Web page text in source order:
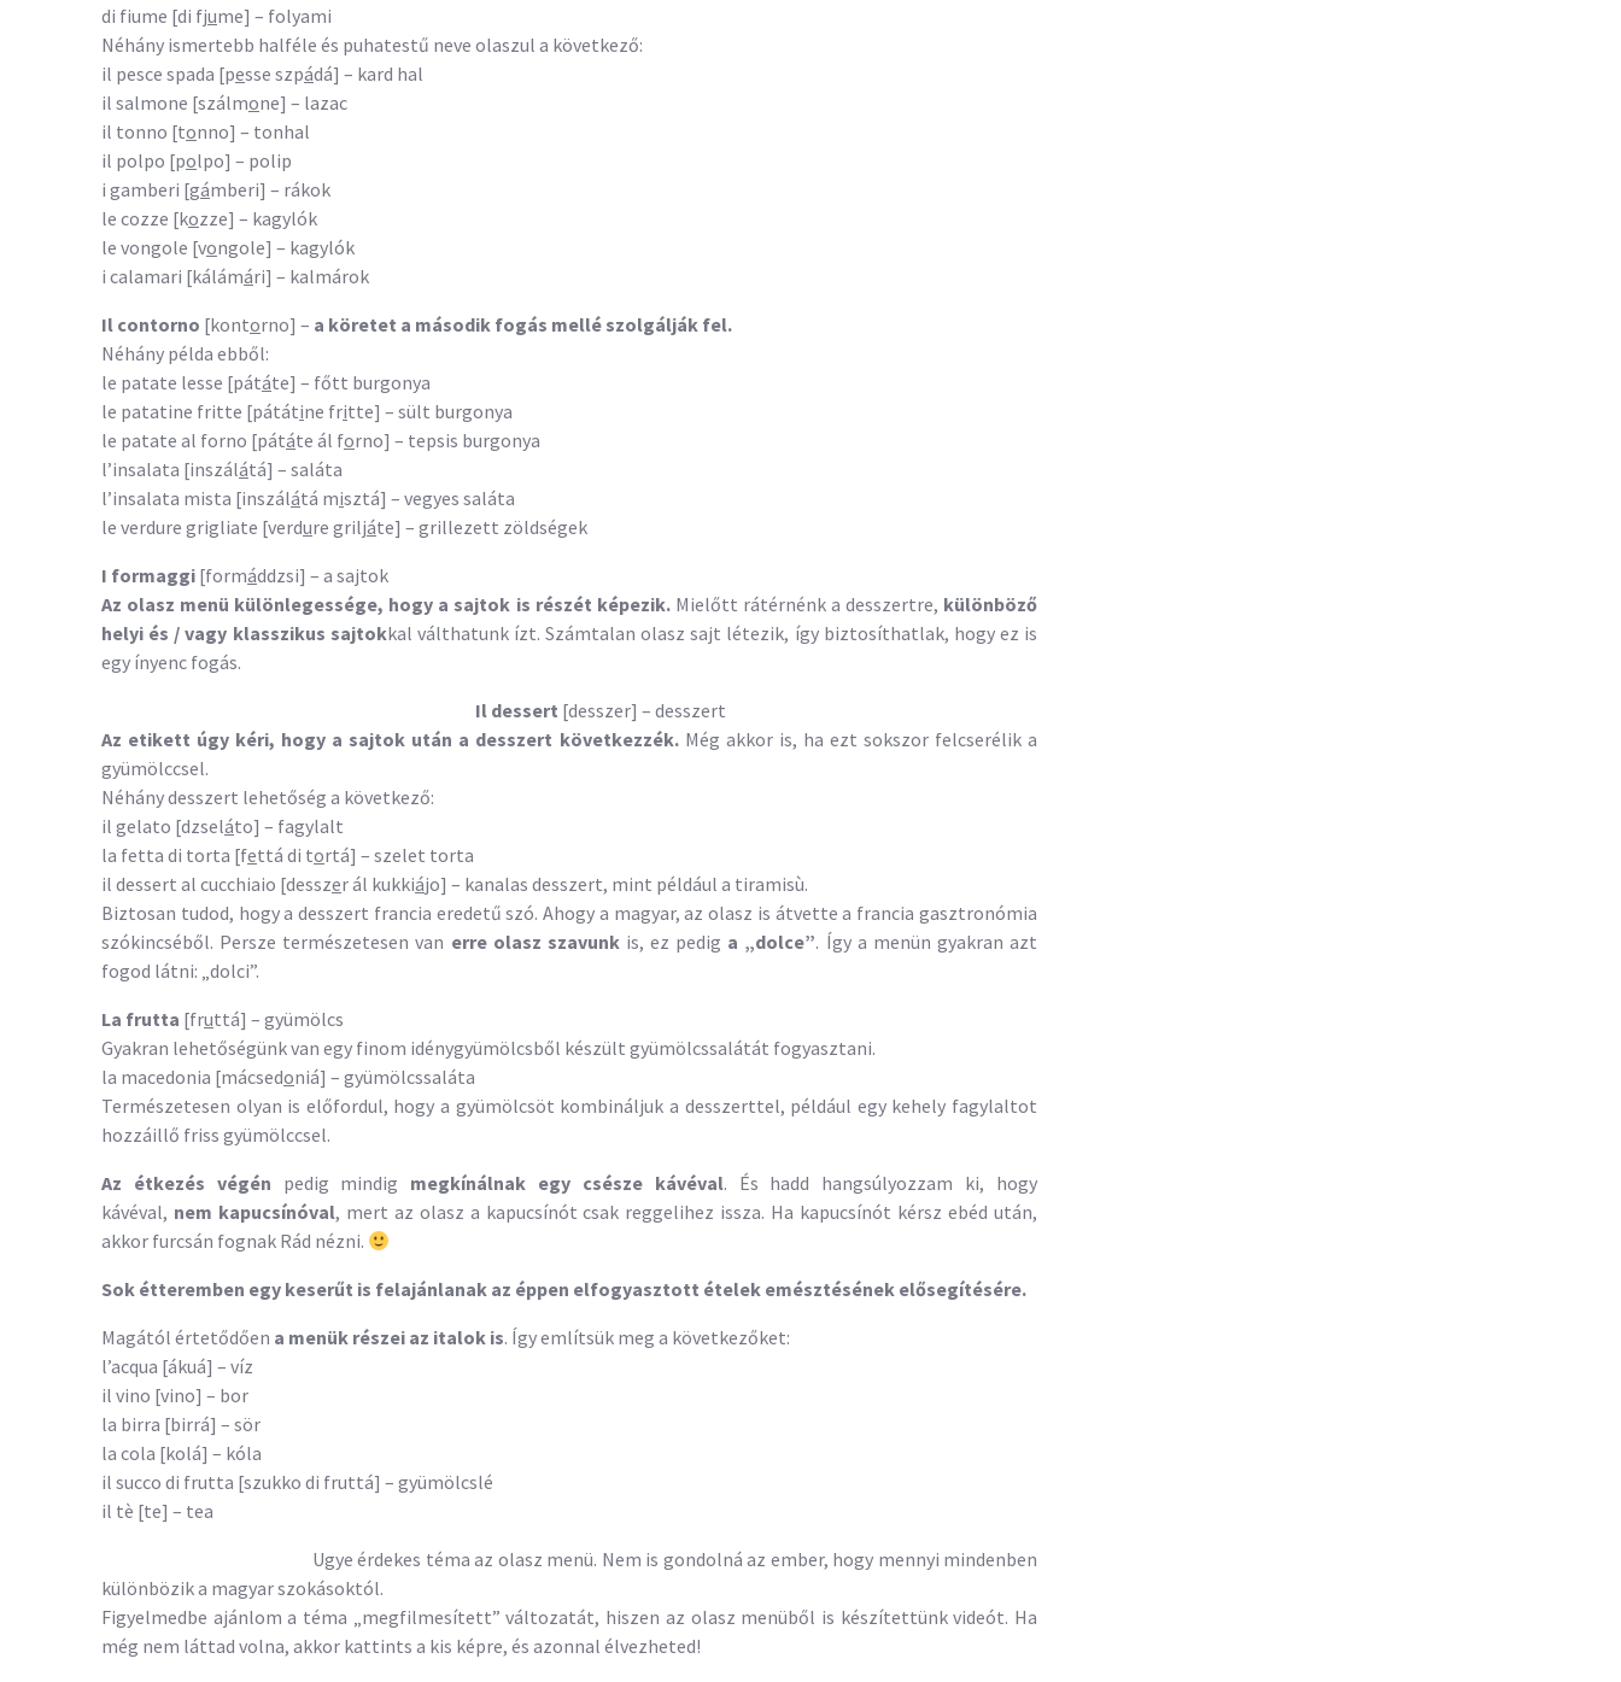
di fiume [di fjume] – folyami
Néhány ismertebb halféle és puhatestű neve olaszul a következő:
il pesce spada [pesse szpádá] – kard hal
il salmone [szálmone] – lazac
il tonno [tonno] – tonhal
il polpo [polpo] – polip
i gamberi [gámberi] – rákok
le cozze [kozze] – kagylók
le vongole [vongole] – kagylók
i calamari [kálámári] – kalmárok
Il contorno [kontorno] – a köretet a második fogás mellé szolgálják fel.
Néhány példa ebből:
le patate lesse [pátáte] – főtt burgonya
le patatine fritte [pátátine fritte] – sült burgonya
le patate al forno [pátáte ál forno] – tepsis burgonya
l’insalata [inszálátá] – saláta
l’insalata mista [inszálátá misztá] – vegyes saláta
le verdure grigliate [verdure griljáte] – grillezett zöldségek
I formaggi [formáddzsi] – a sajtok
Az olasz menü különlegessége, hogy a sajtok is részét képezik.Mielőtt rátérnénk a desszertre, különböző
helyi és / vagy klasszikus sajtokkal válthatunk ízt. Számtalan olasz sajt létezik, így biztosíthatlak, hogy ez is
egy ínyenc fogás.
Il dessert [desszer] – desszert
Az etikett úgy kéri, hogy a sajtok után a desszert következzék.Még akkor is, ha ezt sokszor felcserélik a
gyümölccsel.
Néhány desszert lehetőség a következő:
il gelato [dzseláto] – fagylalt
la fetta di torta [fettá di tortá] – szelet torta
il dessert al cucchiaio [desszer ál kukkiájo] – kanalas desszert, mint például a tiramisù.
Biztosan tudod, hogy a desszert francia eredetű szó. Ahogy a magyar, az olasz is átvette a francia gasztronómia
szókincséből. Persze természetesen van erre olasz szavunkis, ez pedig a „dolce”. Így a menün gyakran azt
fogod látni: „dolci”.
La frutta [fruttá] – gyümölcs
Gyakran lehetőségünk van egy finom idénygyümölcsből készült gyümölcssalátát fogyasztani.
la macedonia [mácsedoniá] – gyümölcssaláta
Természetesen olyan is előfordul, hogy a gyümölcsöt kombináljuk a desszerttel, például egy kehely fagylaltot
hozzáillő friss gyümölccsel.
Az étkezés végén pedig mindig megkínálnak egy csésze kávéval. És hadd hangsúlyozzam ki, hogy
kávéval, nem kapucsínóval, mert az olasz a kapucsínót csak reggelihez issza. Ha kapucsínót kérsz ebéd után,
akkor furcsán fognak Rád nézni.
Sok étteremben egy keserűt is felajánlanak az éppen elfogyasztott ételek emésztésének elősegítésére.
Magától értetődően a menük részei az italok is. Így említsük meg a következőket:
l’acqua [ákuá] – víz
il vino [vino] – bor
la birra [birrá] – sör
la cola [kolá] – kóla
il succo di frutta [szukko di fruttá] – gyümölcslé
il tè [te] – tea
Ugye érdekes téma az olasz menü. Nem is gondolná az ember, hogy mennyi mindenben
különbözik a magyar szokásoktól.
Figyelmedbe ajánlom a téma „megfilmesített” változatát, hiszen az olasz menüből is készítettünk videót. Ha
még nem láttad volna, akkor kattints a kis képre, és azonnal élvezheted!